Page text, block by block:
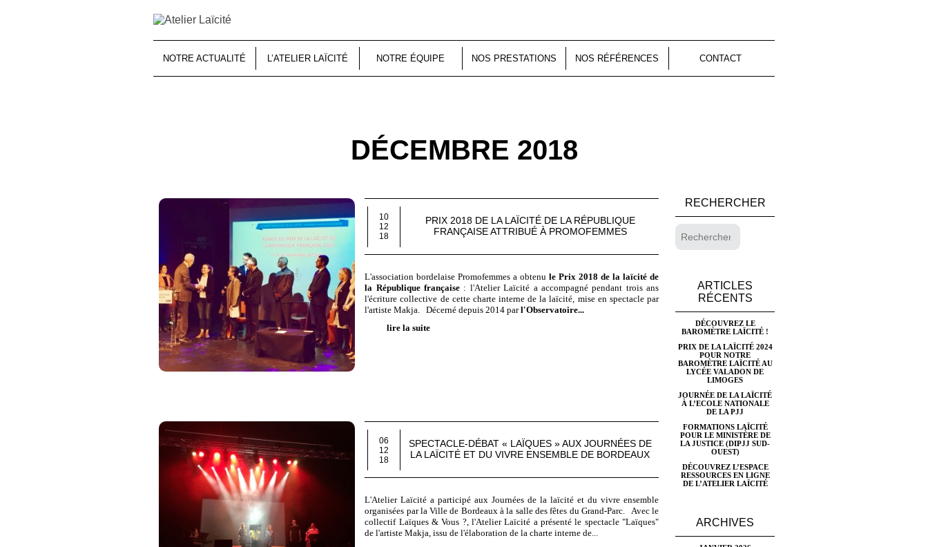
NOTRE ACTUALITÉ L’ATELIER LAÏCITÉ NOTRE ÉQUIPE NOS PRESTATIONS NOS RÉFÉRENCES CONTACT
DÉCEMBRE 2018
10
12
18
PRIX 2018 DE LA LAÏCITÉ DE LA RÉPUBLIQUE
FRANÇAISE ATTRIBUÉ À PROMOFEMMES
L'association bordelaise Promofemmes a obtenule Prix 2018 de la laïcité de
la République française : l'Atelier Laïcité a accompagné pendant trois ans
l'écriture collective de cette charte interne de la laïcité, mise en spectacle par
l'artiste Makja. Décerné depuis 2014 parl'Observatoire...
lire la suite
06
12
18
SPECTACLE-DÉBAT « LAÏQUES » AUX JOURNÉES DE
LA LAÏCITÉ ET DU VIVRE ENSEMBLE DE BORDEAUX
L'Atelier Laïcité a participé aux Journées de la laïcité et du vivre ensemble
organisées par la Ville de Bordeaux à la salle des fêtes du Grand-Parc. Avec le
collectif Laïques & Vous ?, l'Atelier Laïcité a présenté le spectacle "Laïques"
de l'artiste Makja, issu de l'élaboration de la charte interne de...
RECHERCHER
ARTICLES
RÉCENTS
DÉCOUVREZ LE
BAROMÈTRE LAÏCITÉ !
PRIX DE LA LAÏCITÉ 2024
POUR NOTRE
BAROMÈTRE LAÏCITÉ AU
LYCÉE VALADON DE
LIMOGES
JOURNÉE DE LA LAÏCITÉ
À L’ECOLE NATIONALE
DE LA PJJ
FORMATIONS LAÏCITÉ
POUR LE MINISTÈRE DE
LA JUSTICE (DIPJJ SUD-
OUEST)
DÉCOUVREZ L’ESPACE
RESSOURCES EN LIGNE
DE L’ATELIER LAÏCITÉ
ARCHIVES